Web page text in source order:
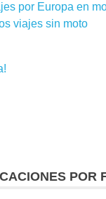
por Europa en
viajes sin moto
POR